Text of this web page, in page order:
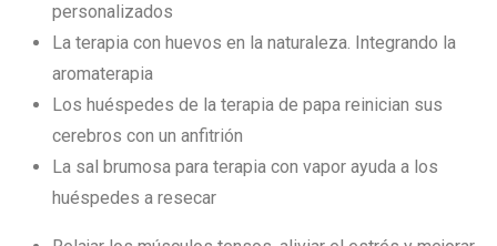
personalizados
La terapia con huevos en la naturaleza. Integrando la
aromaterapia
Los huéspedes de la terapia de papa reinician sus
cerebros con un anfitrión
La sal brumosa para terapia con vapor ayuda a los
huéspedes a resecar